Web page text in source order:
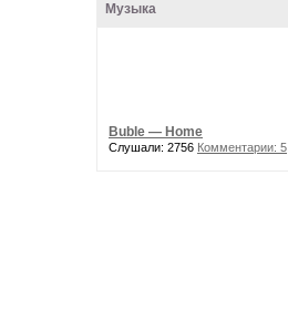
Музыка
Buble — Home
Слушали: 2756 Комментарии: 5